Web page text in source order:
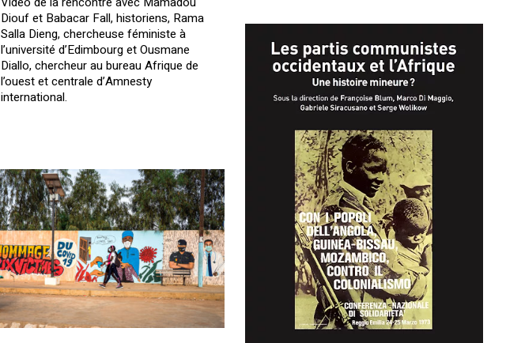
Retourner à la librairie
Diouf et Babacar Fall, historiens, Rama
Salla Dieng, chercheuse féministe à
l’université d’Edimbourg et Ousmane
Diallo, chercheur au bureau Afrique de
l’ouest et centrale d’Amnesty
international.